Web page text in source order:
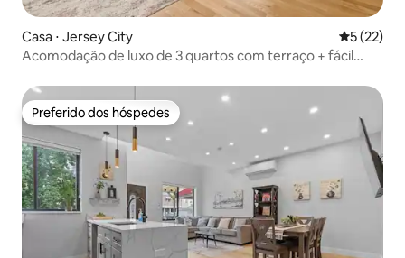
Casa ⋅ Jersey City 5 de uma
5 (22)
Acomodação de luxo de 3 quartos com terraço + fácil
Preferido dos hóspedes
Preferido dos hóspedes